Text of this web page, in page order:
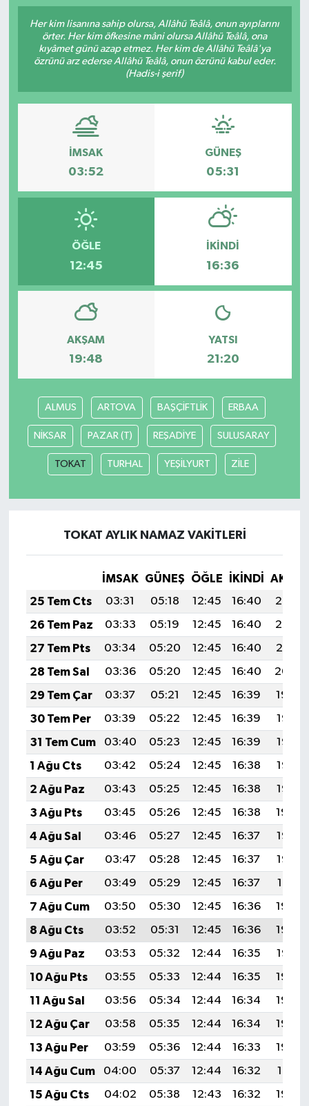
Her kim lisanına sahip olursa, Allâhü Teâlâ, onun ayıplarını
örter. Her kim öfkesine mâni olursa Allâhü Teâlâ, ona
kıyâmet günü azap etmez. Her kim de Allâhü Teâlâ'ya
özrünü arz ederse Allâhü Teâlâ, onun özrünü kabul eder.
(Hadis-i şerif)
İMSAK
03:52
GÜNEŞ
05:31
ÖĞLE
12:45
İKINDI
16:36
AKŞAM
19:48
YATSI
21:20
ALMUS ARTOVA BAŞÇİFTLİK ERBAA
NİKSAR PAZAR (T) REŞADİYE SULUSARAY
TOKAT TURHAL YEŞİLYURT ZİLE
TOKAT AYLIK NAMAZ VAKITLERI
İMSAK GÜNEŞ ÖĞLE İKINDI
25 Tem Cts
03:31 05:18 12:45 16:40
20:03
26 Tem Paz
03:33 05:19 12:45 16:40
20:02
27 Tem Pts
03:34 05:20 12:45 16:40
20:01
28 Tem Sal
03:36 05:20 12:45 16:40
20:00
29 Tem Çar
03:37 05:21 12:45 16:39
19:59
30 Tem Per
03:39 05:22 12:45 16:39
19:58
31 Tem Cum
03:40 05:23 12:45 16:39
19:57
1 Ağu Cts
03:42 05:24 12:45 16:38
19:56
2 Ağu Paz
03:43 05:25 12:45 16:38
19:55
3 Ağu Pts
03:45 05:26 12:45 16:38
19:54
4 Ağu Sal
03:46 05:27 12:45 16:37
19:53
5 Ağu Çar
03:47 05:28 12:45 16:37
19:52
6 Ağu Per
03:49 05:29 12:45 16:37
19:51
7 Ağu Cum
03:50 05:30 12:45 16:36
19:49
8 Ağu Cts
03:52 05:31 12:45 16:36
19:48
9 Ağu Paz
03:53 05:32 12:44 16:35
19:47
10 Ağu Pts
03:55 05:33 12:44 16:35
19:46
11 Ağu Sal
03:56 05:34 12:44 16:34
19:45
12 Ağu Çar
03:58 05:35 12:44 16:34
19:43
13 Ağu Per
03:59 05:36 12:44 16:33
19:42
14 Ağu Cum
04:00 05:37 12:44 16:32
19:41
15 Ağu Cts
04:02 05:38 12:43 16:32
19:39